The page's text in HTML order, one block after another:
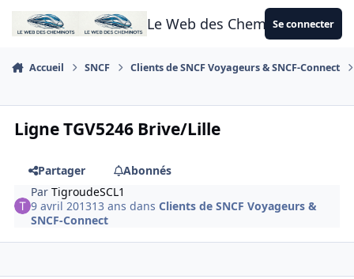
Aller au contenu
Le Web des CheminotsSe connecter
Accueil SNCF Clients de SNCF Voyageurs & SNCF-Connect
Ligne TGV5246 Brive/Lille
Partager
Abonnés
ParTigroudeSCL1
9 avril 201313 ans dansClients de SNCF Voyageurs &
SNCF-Connect